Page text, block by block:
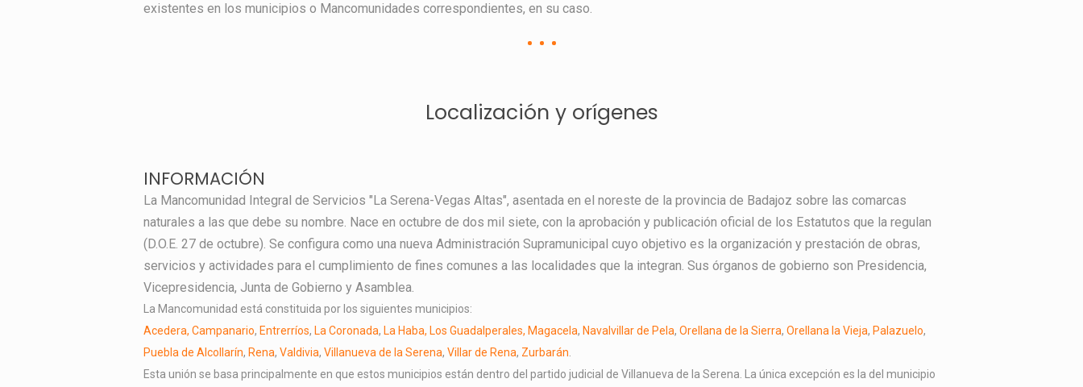
existentes en los municipios o Mancomunidades correspondientes, en su caso.
Localización y orígenes
INFORMACIÓN
La Mancomunidad Integral de Servicios "La Serena-Vegas Altas", asentada en el noreste de la provincia de Badajoz sobre las comarcas
naturales a las que debe su nombre. Nace en octubre de dos mil siete, con la aprobación y publicación oficial de los Estatutos que la regulan
(D.O.E. 27 de octubre). Se configura como una nueva Administración Supramunicipal cuyo objetivo es la organización y prestación de obras,
servicios y actividades para el cumplimiento de fines comunes a las localidades que la integran. Sus órganos de gobierno son Presidencia,
Vicepresidencia, Junta de Gobierno y Asamblea.
La Mancomunidad está constituida por los siguientes municipios:
Acedera, Campanario, Entrerríos, La Coronada, La Haba, Los Guadalperales, Magacela, Navalvillar de Pela, Orellana de la Sierra,Orellana la Vieja, Palazuelo,
Puebla de Alcollarín, Rena, Valdivia,Villanueva de la Serena,Villar de Rena, Zurbarán
Esta unión se basa principalmente en que estos municipios están dentro del partido judicial de Villanueva de la Serena. La única excepción es la del municipio